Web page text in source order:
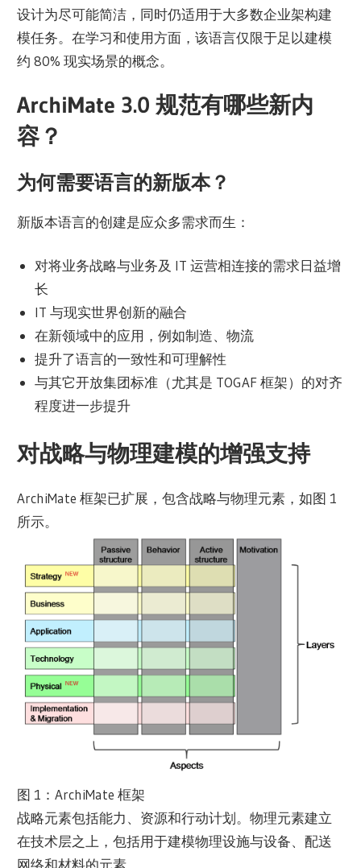
设计为尽可能简洁，同时仍适用于大多数企业架构建
模任务。在学习和使用方面，该语言仅限于足以建模
约 80% 现实场景的概念。
ArchiMate 3.0 规范有哪些新内
容？
为何需要语言的新版本？
新版本语言的创建是应众多需求而生：
对将业务战略与业务及 IT 运营相连接的需求日益增
长
IT 与现实世界创新的融合
在新领域中的应用，例如制造、物流
提升了语言的一致性和可理解性
与其它开放集团标准（尤其是 TOGAF 框架）的对齐
程度进一步提升
对战略与物理建模的增强支持
ArchiMate 框架已扩展，包含战略与物理元素，如图 1
所示。
图 1：ArchiMate 框架
战略元素包括能力、资源和行动计划。物理元素建立
在技术层之上，包括用于建模物理设施与设备、配送
网络和材料的元素。